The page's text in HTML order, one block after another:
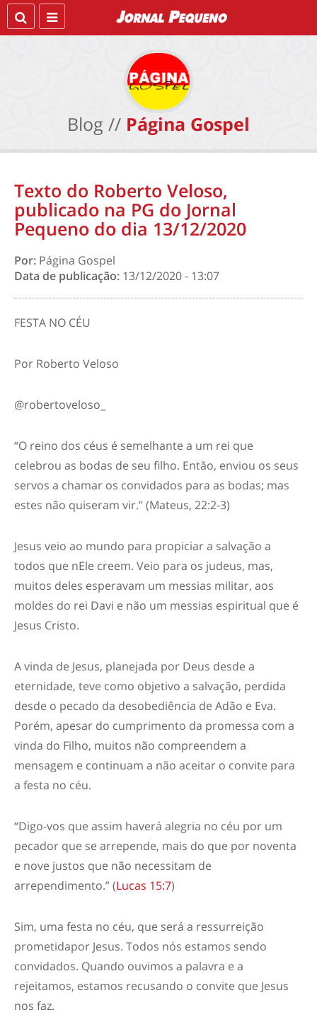
Blog // Página Gospel
Texto do Roberto Veloso,
publicado na PG do Jornal
Pequeno do dia 13/12/2020
Por: Página Gospel
Data de publicação: 13/12/2020 - 13:07
FESTA NO CÉU
Por Roberto Veloso
@robertoveloso_
“O reino dos céus é semelhante a um rei que
celebrou as bodas de seu filho. Então, enviou os seus
servos a chamar os convidados para as bodas; mas
estes não quiseram vir.” (Mateus, 22:2-3)
Jesus veio ao mundo para propiciar a salvação a
todos que nEle creem. Veio para os judeus, mas,
muitos deles esperavam um messias militar, aos
moldes do rei Davi e não um messias espiritual que é
Jesus Cristo.
A vinda de Jesus, planejada por Deus desde a
eternidade, teve como objetivo a salvação, perdida
desde o pecado da desobediência de Adão e Eva.
Porém, apesar do cumprimento da promessa com a
vinda do Filho, muitos não compreendem a
mensagem e continuam a não aceitar o convite para
a festa no céu.
“Digo-vos que assim haverá alegria no céu por um
pecador que se arrepende, mais do que por noventa
e nove justos que não necessitam de
arrependimento.” (Lucas 15:7)
Sim, uma festa no céu, que será a ressurreição
prometidapor Jesus. Todos nós estamos sendo
convidados. Quando ouvimos a palavra e a
rejeitamos, estamos recusando o convite que Jesus
nos faz.